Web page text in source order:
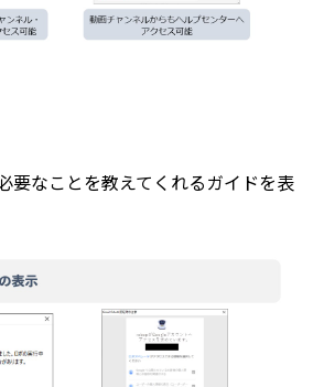
要なことを教えてくれるガイドを表